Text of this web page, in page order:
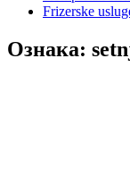
Frizerske
Ознака: